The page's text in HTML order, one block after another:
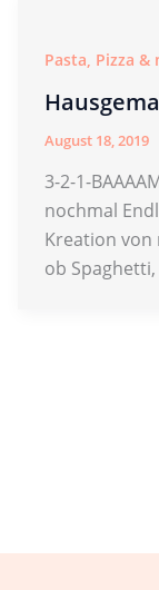
Pasta, Pizza &
August 18, 2019
3-2-1-
nochmal
Kreation von
ob